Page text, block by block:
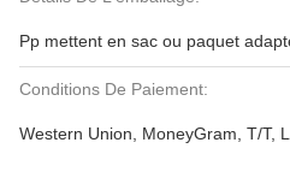
Pp mettent en sac ou paquet
Conditions De Paiement:
Western Union, MoneyGram, T/T,